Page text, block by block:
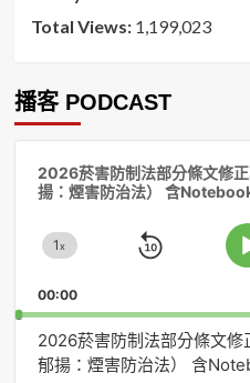
Total Views: 1,199,023
播客 PODCAST
2026菸害防制法部分條文修
揚：煙害防治法） 含
Change
Rate
1x
Skip
00:00
2026菸害防制法部分條文
郁揚：煙害防治法） 含